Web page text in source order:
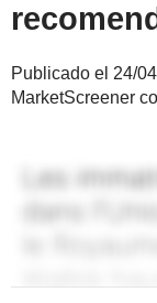
Publicado el 24/
MarketScreener